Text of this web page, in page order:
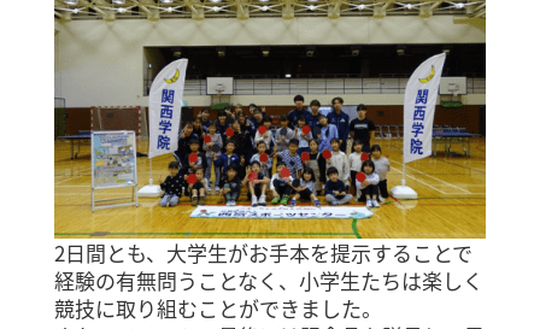
2日間とも、大学生がお手本を提示することで
経験の有無問うことなく、小学生たちは楽しく
競技に取り組むことができました。